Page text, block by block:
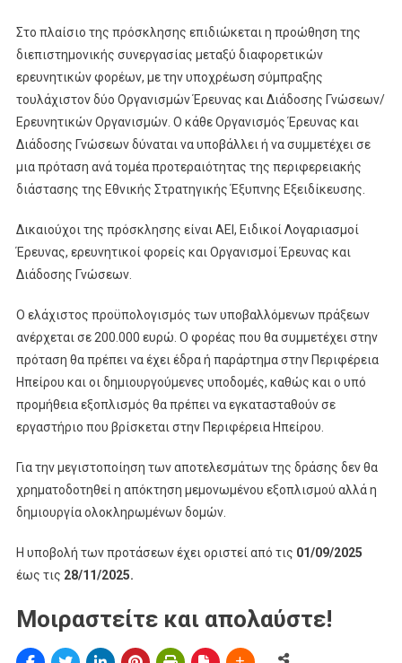
Στο πλαίσιο της πρόσκλησης επιδιώκεται η προώθηση της
διεπιστημονικής συνεργασίας μεταξύ διαφορετικών
ερευνητικών φορέων, με την υποχρέωση σύμπραξης
τουλάχιστον δύο Οργανισμών Έρευνας και Διάδοσης Γνώσεων/
Ερευνητικών Οργανισμών. Ο κάθε Οργανισμός Έρευνας και
Διάδοσης Γνώσεων δύναται να υποβάλλει ή να συμμετέχει σε
μια πρόταση ανά τομέα προτεραιότητας της περιφερειακής
διάστασης της Εθνικής Στρατηγικής Έξυπνης Εξειδίκευσης.
Δικαιούχοι της πρόσκλησης είναι ΑΕΙ, Ειδικοί Λογαριασμοί
Έρευνας, ερευνητικοί φορείς και Οργανισμοί Έρευνας και
Διάδοσης Γνώσεων.
Ο ελάχιστος προϋπολογισμός των υποβαλλόμενων πράξεων
ανέρχεται σε 200.000 ευρώ. Ο φορέας που θα συμμετέχει στην
πρόταση θα πρέπει να έχει έδρα ή παράρτημα στην Περιφέρεια
Ηπείρου και οι δημιουργούμενες υποδομές, καθώς και ο υπό
προμήθεια εξοπλισμός θα πρέπει να εγκατασταθούν σε
εργαστήριο που βρίσκεται στην Περιφέρεια Ηπείρου.
Για την μεγιστοποίηση των αποτελεσμάτων της δράσης δεν θα
χρηματοδοτηθεί η απόκτηση μεμονωμένου εξοπλισμού αλλά η
δημιουργία ολοκληρωμένων δομών.
Η υποβολή των προτάσεων έχει οριστεί από τις 01/09/2025
έως τις 28/11/2025.
Μοιραστείτε και απολαύστε!